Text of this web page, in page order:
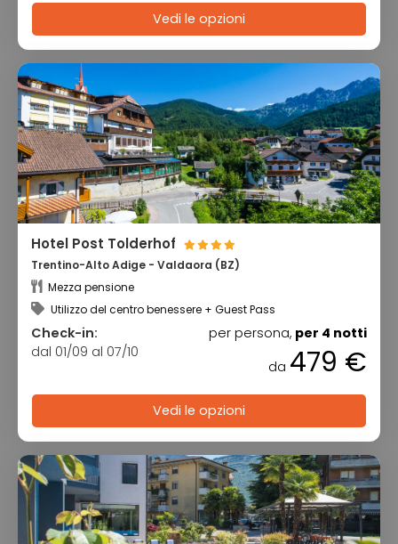
Vedi le opzioni
Hotel Post Tolderhof
Trentino-Alto Adige - Valdaora (BZ)
Mezza pensione
Utilizzo del centro benessere + Guest Pass
Check-in:
dal 01/09 al 07/10
per persona, per 4 notti
da 479 €
Vedi le opzioni